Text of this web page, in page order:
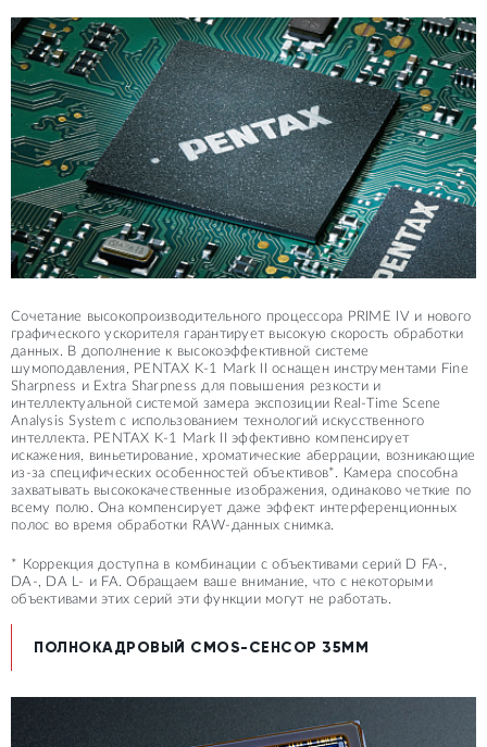
Сочетание высокопроизводительного процессора PRIME IV и нового
графического ускорителя гарантирует высокую скорость обработки
данных. В дополнение к высокоэффективной системе
шумоподавления, PENTAX K-1 Mark II оснащен инструментами Fine
Sharpness и Extra Sharpness для повышения резкости и
интеллектуальной системой замера экспозиции Real-Time Scene
Analysis System с использованием технологий искусственного
интеллекта. PENTAX K-1 Mark II эффективно компенсирует
искажения, виньетирование, хроматические аберрации, возникающие
из-за специфических особенностей объективов*. Камера способна
захватывать высококачественные изображения, одинаково четкие по
всему полю. Она компенсирует даже эффект интерференционных
полос во время обработки RAW-данных снимка.
* Коррекция доступна в комбинации с объективами серий D FA-,
DA-, DA L- и FA. Обращаем ваше внимание, что с некоторыми
объективами этих серий эти функции могут не работать.
ПОЛНОКАДРОВЫЙ CMOS-СЕНСОР 35ММ